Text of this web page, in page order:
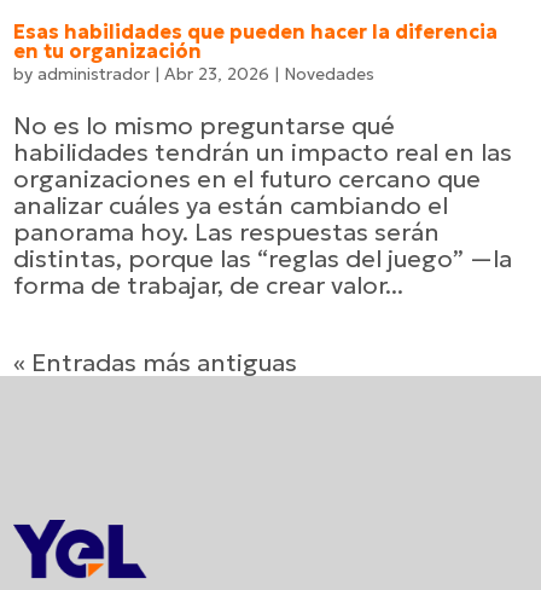
Esas habilidades que pueden hacer la diferencia
en tu organización
by administrador |Abr 23, 2026 | Novedades
No es lo mismo preguntarse qué
habilidades tendrán un impacto real en las
organizaciones en el futuro cercano que
analizar cuáles ya están cambiando el
panorama hoy. Las respuestas serán
distintas, porque las “reglas del juego” —la
forma de trabajar, de crear valor...
« Entradas más antiguas